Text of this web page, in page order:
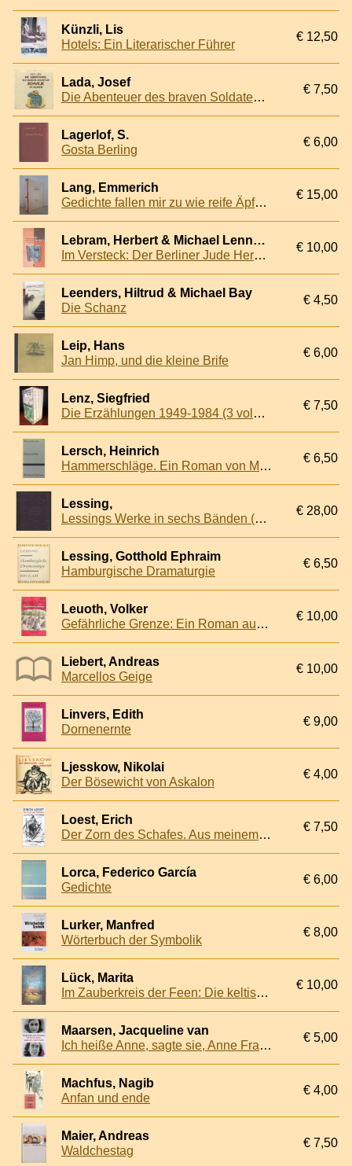
Künzli, Lis
Hotels: Ein Literarischer Führer
€ 12,50
Lada, Josef
Die Abenteuer des braven Soldaten Schwejk in Bildern. Nach dem Roman von Jaroslav Hasek
€ 7,50
Lagerlof, S.
Gosta Berling
€ 6,00
Lang, Emmerich
Gedichte fallen mir zu wie reife Äpfel: 16 Gedichte *SIGNED*
€ 15,00
Lebram, Herbert & Michael Lennackers
Im Versteck: Der Berliner Jude Herbert Lebram erinnert sich an die Zeit vor 1945
€ 10,00
Leenders, Hiltrud & Michael Bay
Die Schanz
€ 4,50
Leip, Hans
Jan Himp, und die kleine Brife
€ 6,00
Lenz, Siegfried
Die Erzählungen 1949-1984 (3 volumes)
€ 7,50
Lersch, Heinrich
Hammerschläge. Ein Roman von Menschen und Maschinen
€ 6,50
Lessing,
Lessings Werke in sechs Bänden (6 delen in 2 banden)
€ 28,00
Lessing, Gotthold Ephraim
Hamburgische Dramaturgie
€ 6,50
Leuoth, Volker
Gefährliche Grenze: Ein Roman aus der Schmuggelzeit in der Aachener Region nach dem Zweiten Weltkrieg
€ 10,00
Liebert, Andreas
Marcellos Geige
€ 10,00
Linvers, Edith
Dornenernte
€ 9,00
Ljesskow, Nikolai
Der Bösewicht von Askalon
€ 4,00
Loest, Erich
Der Zorn des Schafes. Aus meinem Tagewerk
€ 7,50
Lorca, Federico García
Gedichte
€ 6,00
Lurker, Manfred
Wörterbuch der Symbolik
€ 8,00
Lück, Marita
Im Zauberkreis der Feen: Die keltischen Kinder der Natur *SIGNED*
€ 10,00
Maarsen, Jacqueline van
Ich heiße Anne, sagte sie, Anne Frank
€ 5,00
Machfus, Nagib
Anfan und ende
€ 4,00
Maier, Andreas
Waldchestag
€ 7,50